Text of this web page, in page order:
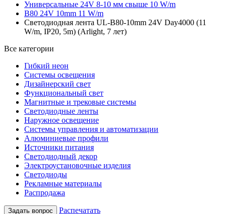
Универсальные 24V 8-10 мм свыше 10 W/m
B80 24V 10mm 11 W/m
Светодиодная лента UL-B80-10mm 24V Day4000 (11
W/m, IP20, 5m) (Arlight, 7 лет)
Все категории
Гибкий неон
Системы освещения
Дизайнерский свет
Функциональный свет
Магнитные и трековые системы
Светодиодные ленты
Наружное освещение
Системы управления и автоматизации
Алюминиевые профили
Источники питания
Светодиодный декор
Электроустановочные изделия
Светодиоды
Рекламные материалы
Распродажа
Задать вопрос
Распечатать